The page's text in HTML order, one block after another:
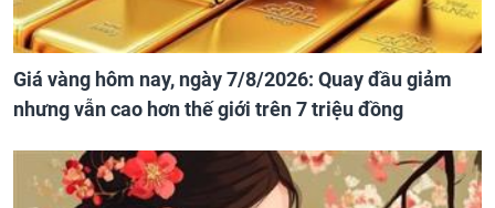
Giá vàng hôm nay, ngày 7/8/2026: Quay đầu giảm
nhưng vẫn cao hơn thế giới trên 7 triệu đồng